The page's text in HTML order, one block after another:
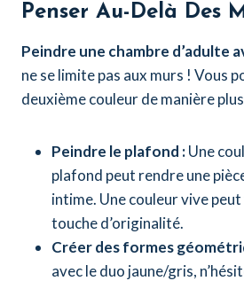
Penser Au-Delà Des
Peindre une chambre d’adulte
ne se limite pas aux murs ! Vous
deuxième couleur de manière
Peindre le plafond :Une
plafond peut rendre une
intime. Une couleur vive
touche d’originalité.
Créer des formes
avec le duo jaune/gris,